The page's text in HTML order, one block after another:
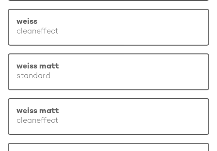
weiss
cleaneffect
weiss matt
standard
weiss matt
cleaneffect